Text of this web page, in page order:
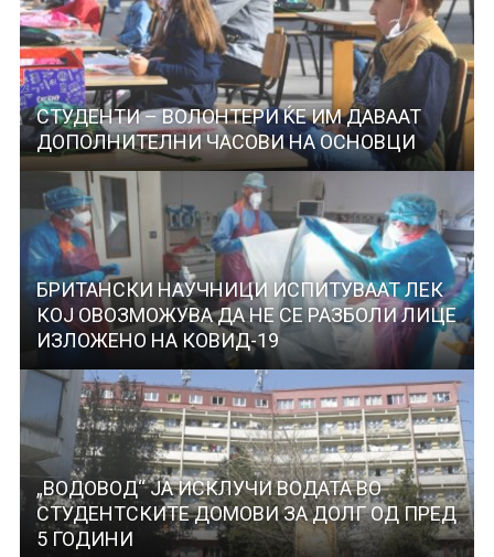
СТУДЕНТИ – ВОЛОНТЕРИ ЌЕ ИМ ДАВААТ
ДОПОЛНИТЕЛНИ ЧАСОВИ НА ОСНОВЦИ
БРИТАНСКИ НАУЧНИЦИ ИСПИТУВААТ ЛЕК
КОЈ ОВОЗМОЖУВА ДА НЕ СЕ РАЗБОЛИ ЛИЦЕ
ИЗЛОЖЕНО НА КОВИД-19
„ВОДОВОД“ ЈА ИСКЛУЧИ ВОДАТА ВО
СТУДЕНТСКИТЕ ДОМОВИ ЗА ДОЛГ ОД ПРЕД
5 ГОДИНИ